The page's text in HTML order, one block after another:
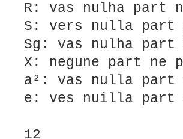
R: vas nulha part
S: vers nulla part
Sg: vas nulha
X: negune part ne
a²: vas nulla
e: ves nuilla part
12